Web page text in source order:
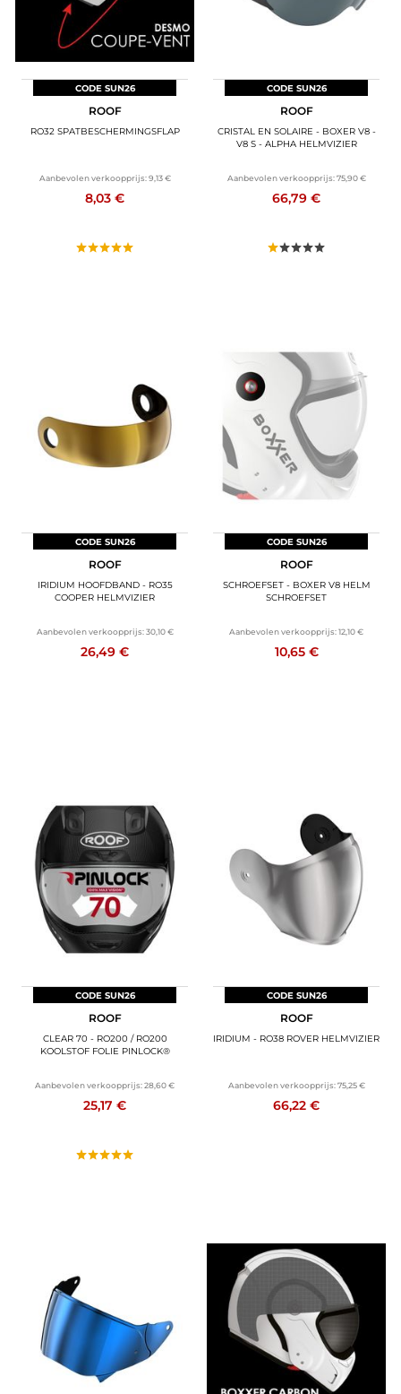
CODE SUN26
ROOF
RO32 SPATBESCHERMINGSFLAP
Aanbevolen verkoopprijs: 9,13 €
8,03 €
CODE SUN26
ROOF
CRISTAL EN SOLAIRE - BOXER V8 -
V8 S - ALPHA HELMVIZIER
Aanbevolen verkoopprijs: 75,90 €
66,79 €
CODE SUN26
ROOF
IRIDIUM HOOFDBAND - RO35
COOPER HELMVIZIER
Aanbevolen verkoopprijs: 30,10 €
26,49 €
CODE SUN26
ROOF
SCHROEFSET - BOXER V8 HELM
SCHROEFSET
Aanbevolen verkoopprijs:12,10 €
10,65 €
CODE SUN26
ROOF
CLEAR 70 - RO200 / RO200
KOOLSTOF FOLIE PINLOCK®
Aanbevolen verkoopprijs:28,60 €
25,17 €
CODE SUN26
ROOF
IRIDIUM - RO38 ROVER HELMVIZIER
Aanbevolen verkoopprijs: 75,25 €
66,22 €